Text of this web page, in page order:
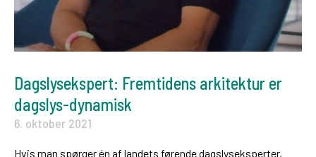
Dagslysekspert: Fremtidens arkitektur er
dagslys-dynamisk
6. oktober 2021
Hvis man spørger én af landets førende dagslyseksperter,